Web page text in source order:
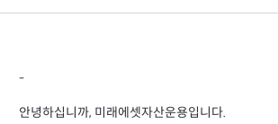
-
안녕하십니까, 미래에셋자산운용입니다.